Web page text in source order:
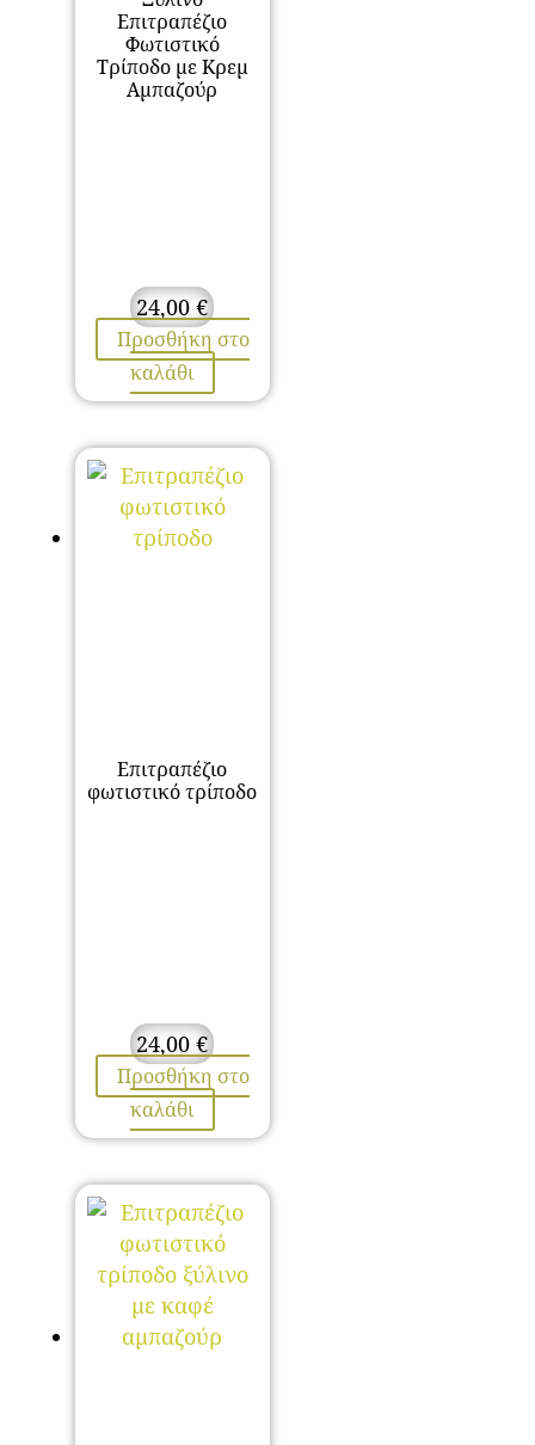
Επιτραπέζιο
Φωτιστικό
Τρίποδο με Κρεμ
Αμπαζούρ
24,00€
Προσθήκη στο
καλάθι
Επιτραπέζιο
φωτιστικό τρίποδο
24,00€
Προσθήκη στο
καλάθι